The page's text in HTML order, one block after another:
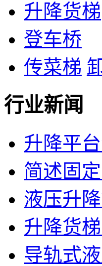
升降货梯
登车桥
传菜梯
行业新闻
升降平
简述固
液压升
升降货
导轨式